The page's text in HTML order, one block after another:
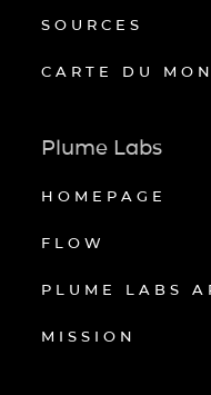
SOURCES
CARTE DU
Plume Labs
HOMEPAGE
FLOW
PLUME LABS
MISSION